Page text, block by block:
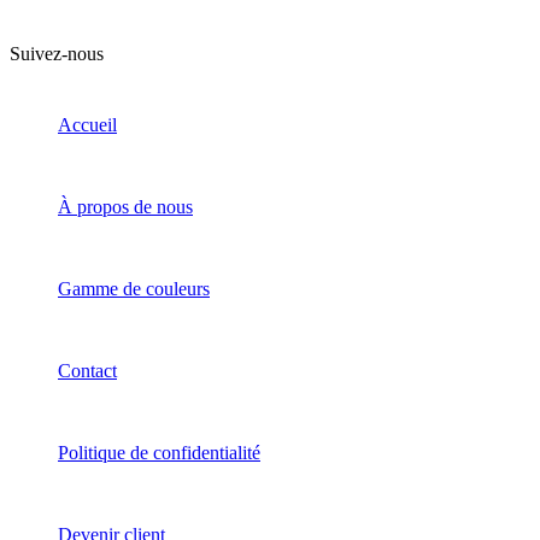
Suivez-nous
Accueil
À propos de nous
Gamme de couleurs
Contact
Politique de confidentialité
Devenir client